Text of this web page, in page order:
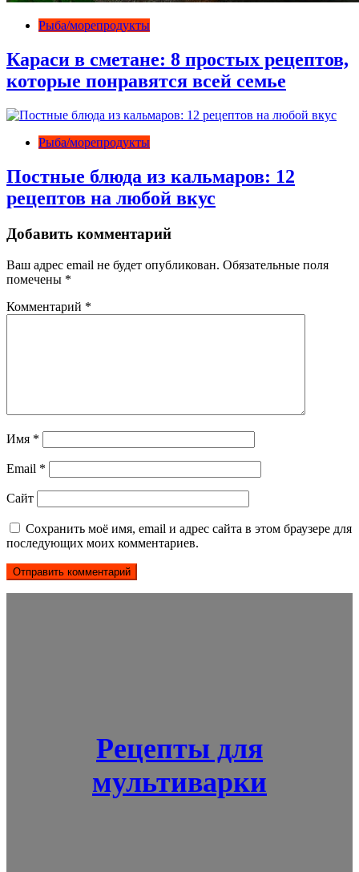
Рыба/морепродукты
Караси в сметане: 8 простых рецептов,
которые понравятся всей семье
Рыба/морепродукты
Постные блюда из кальмаров: 12
рецептов на любой вкус
Добавить комментарий
Ваш адрес email не будет опубликован. Обязательные поля
помечены *
Комментарий *
Имя *
Email *
Сайт
Сохранить моё имя, email и адрес сайта в этом браузере для
последующих моих комментариев.
Рецепты для
мультиварки